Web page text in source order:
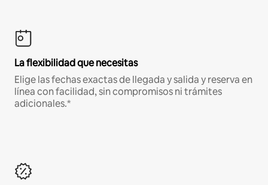
La flexibilidad que necesitas
Elige las fechas exactas de llegada y salida y reserva en
línea con facilidad, sin compromisos ni trámites
adicionales.*